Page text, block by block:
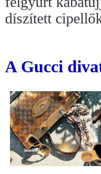
díszített
A Gucci